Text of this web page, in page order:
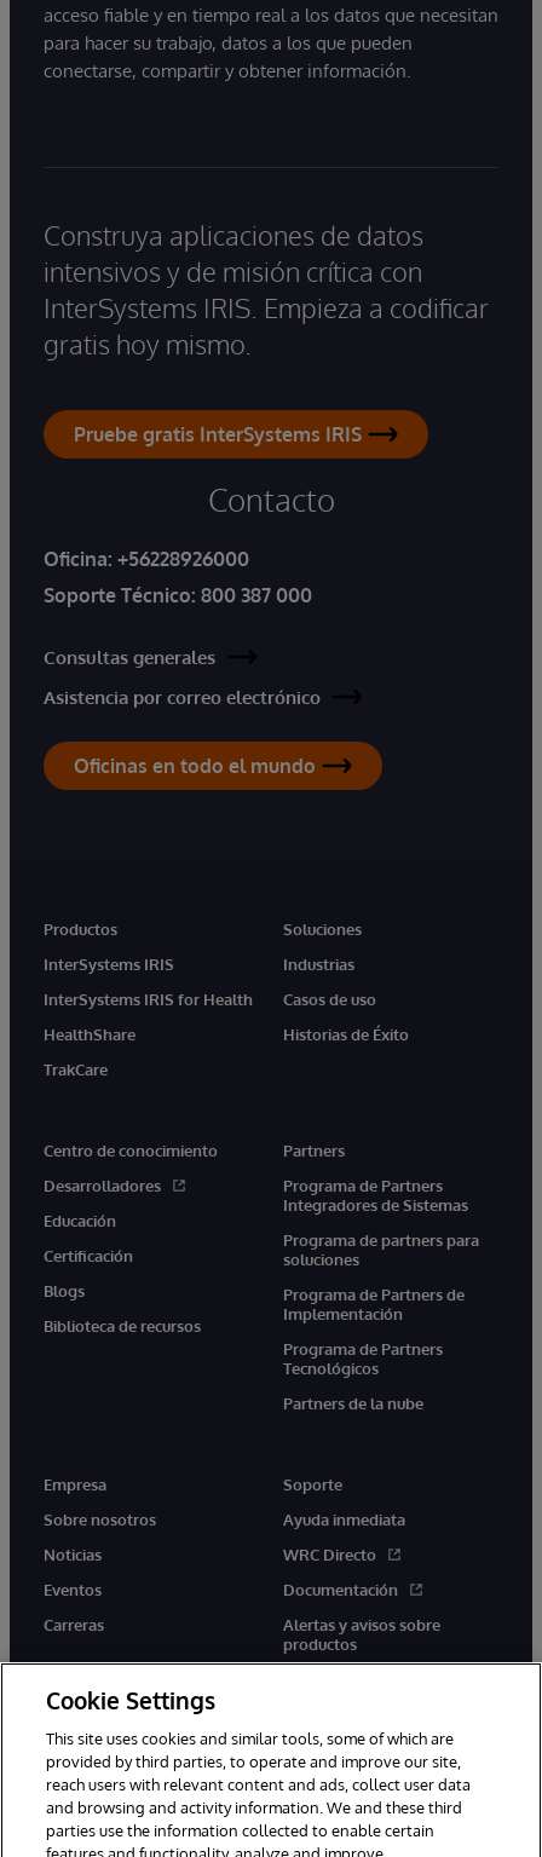
acceso fiable y en tiempo real a los datos que necesitan
para hacer su trabajo, datos a los que pueden
conectarse, compartir y obtener información.
Construya aplicaciones de datos
intensivos y de misión crítica con
InterSystems IRIS. Empieza a codificar
gratis hoy mismo.
Pruebe gratis InterSystems IRIS
Contacto
Oficina: +56228926000
Soporte Técnico: 800 387 000
Consultas generales
Asistencia por correo electrónico
Oficinas en todo el mundo
Productos
InterSystems IRIS
InterSystems IRIS for Health
HealthShare
TrakCare
Soluciones
Industrias
Casos de uso
Historias de Éxito
Centro de conocimiento
Desarrolladores
Educación
Certificación
Blogs
Biblioteca de recursos
Partners
Programa de Partners
Integradores de Sistemas
Programa de partners para
soluciones
Programa de Partners de
Implementación
Programa de Partners
Tecnológicos
Partners de la nube
Empresa
Sobre nosotros
Noticias
Eventos
Carreras
Soporte
Ayuda inmediata
WRC Directo
Documentación
Alertas y avisos sobre
productos
twitter youtubefacebooklinkedin
Cookie Settings
This site uses cookies and similar tools, some of which are
provided by third parties, to operate and improve our site,
reach users with relevant content and ads, collect user data
and browsing and activity information. We and these third
parties use the information collected to enable certain